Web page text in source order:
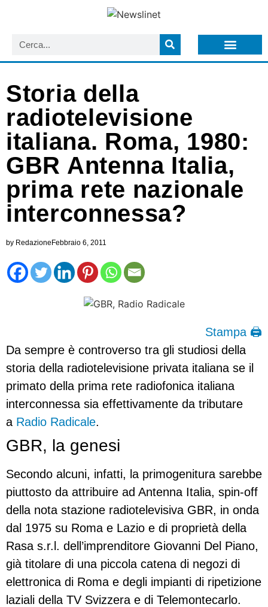
Storia della
radiotelevisione
italiana. Roma, 1980:
GBR Antenna Italia,
prima rete nazionale
interconnessa?
by RedazioneFebbraio 6, 2011
Stampa 🖨
Da sempre è controverso tra gli studiosi della
storia della radiotelevisione privata italiana se il
primato della prima rete radiofonica italiana
interconnessa sia effettivamente da tributare
a Radio Radicale.
GBR, la genesi
Secondo alcuni, infatti, la primogenitura sarebbe
piuttosto da attribuire ad Antenna Italia, spin-off
della nota stazione radiotelevisiva GBR, in onda
dal 1975 su Roma e Lazio e di proprietà della
Rasa s.r.l. dell’imprenditore Giovanni Del Piano,
già titolare di una piccola catena di negozi di
elettronica di Roma e degli impianti di ripetizione
laziali della TV Svizzera e di Telemontecarlo.